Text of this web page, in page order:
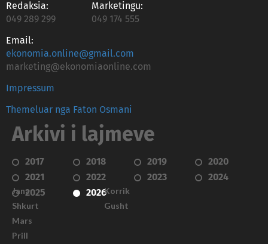
Redaksia:
049 289 299
Marketingu:
049 174 555
Email:
ekonomia.online@gmail.com
marketing@ekonomiaonline.com
Impressum
Themeluar nga Faton Osmani
Arkivi i lajmeve
2017 2018 2019
2020
2021
2022 2023
2024
2025
2026
Janar
Shkurt
Mars
Prill
Korrik
Gusht